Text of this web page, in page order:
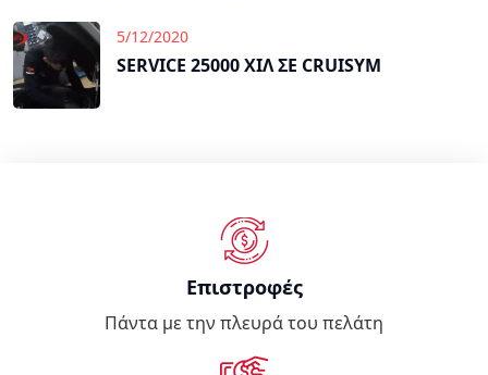
5/12/2020
SERVICE 25000 ΧΙΛ ΣΕ CRUISYM
Επιστροφές
Πάντα με την πλευρά του πελάτη